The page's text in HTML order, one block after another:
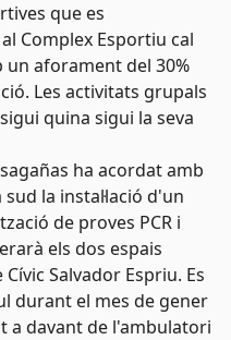
que es
Complex Esportiu cal
aforament del 30%
Les activitats grupals
quina sigui la seva
ha acordat amb
la instal·lació d'un
de proves PCR i
els dos espais
Salvador Espriu. Es
durant el mes de gener
a davant de l'ambulatori